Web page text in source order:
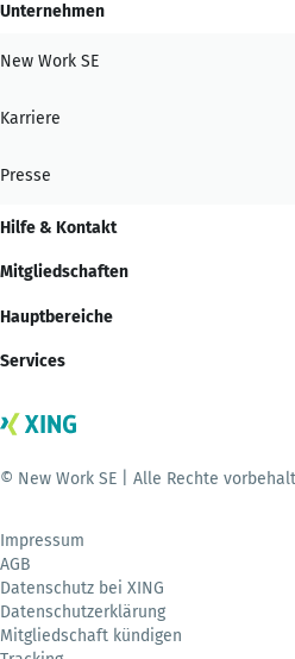
Unternehmen
New Work SE
Karriere
Presse
Hilfe & Kontakt
Mitgliedschaften
Hauptbereiche
Services
© New Work SE | Alle Rechte
Impressum
AGB
Datenschutz bei XING
Datenschutzerklärung
Mitgliedschaft kündigen